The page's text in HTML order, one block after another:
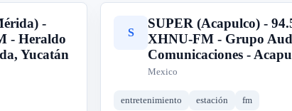
-
- Heraldo
Yucatán
S
SUPER (Acapulco) -
XHNU-FM - Grupo
Comunicaciones -
Mexico
entretenimiento estación fm